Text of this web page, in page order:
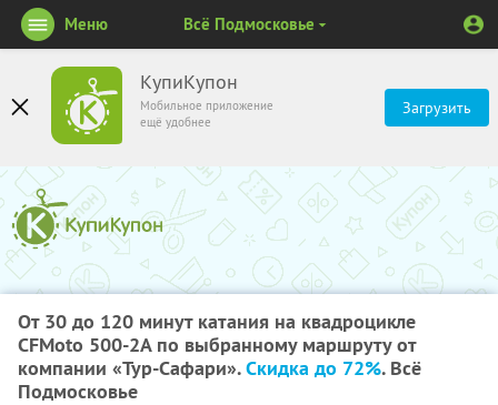
КупиКупон
Мобильное приложение
ещё удобнее
Загрузить
Меню Всё Подмосковье
От 30 до 120 минут катания на квадроцикле
CFMoto 500-2A по выбранному маршруту от
компании «Тур-Сафари».Скидка до 72%. Всё
Подмосковье